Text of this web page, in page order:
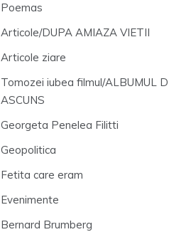
Poemas
Articole/DUPA AMIAZA VIETII
Articole ziare
Tomozei iubea filmul/ALBUMUL
ASCUNS
Georgeta Penelea Filitti
Geopolitica
Fetita care eram
Evenimente
Bernard Brumberg